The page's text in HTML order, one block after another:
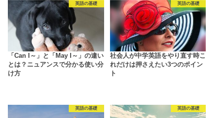
英語の基礎
「Can I～」と「May I～」の違い
とは？ニュアンスで分かる使い分
け方
英語の基礎
社会人が中学英語をやり直す時こ
れだけは押さえたい3つのポイン
ト
英語の基礎 英語の基礎